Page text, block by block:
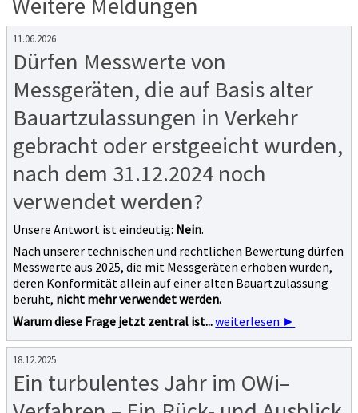
11.06.2026
Dürfen Messwerte von
Messgeräten, die auf Basis alter
Bauartzulassungen in Verkehr
gebracht oder erstgeeicht wurden,
nach dem 31.12.2024 noch
verwendet werden?
Unsere Antwort ist eindeutig: Nein.
Nach unserer technischen und rechtlichen Bewertung dürfen
Messwerte aus 2025, die mit Messgeräten erhoben wurden,
deren Konformität allein auf einer alten Bauartzulassung
beruht, nicht mehr verwendet werden.
Warum diese Frage jetzt zentral ist...weiterlesen ►
18.12.2025
Ein turbulentes Jahr im OWi–